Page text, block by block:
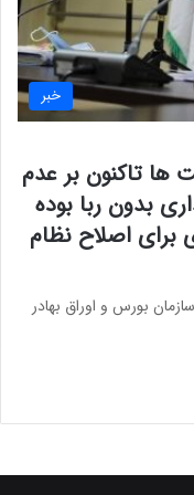
خبر
ها تاکنون بر عدم
بدون ربا بوده
اصلاح نظام
بورس و اوراق بهادر